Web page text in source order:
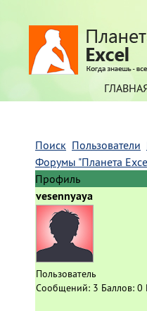
Поиск Пользователи
Форумы "Планета
Профиль
vesennyaya
Пользователь
Сообщений: 3 Баллов: 0